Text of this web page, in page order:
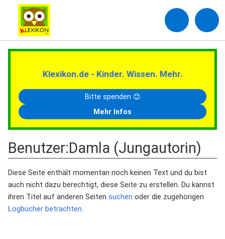
Klexikon.de - Kinder. Wissen. Mehr.
Bitte spenden 😊
Mehr Infos
Benutzer:Damla (Jungautorin)
Diese Seite enthält momentan noch keinen Text und du bist
auch nicht dazu berechtigt, diese Seite zu erstellen. Du kannst
ihren Titel auf anderen Seiten suchen oder die zugehörigen
Logbücher betrachten.